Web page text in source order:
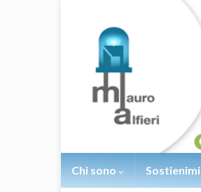
Chi sono Sostienimi